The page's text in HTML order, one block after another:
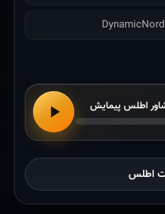
اطلس پیمایش
اطلس